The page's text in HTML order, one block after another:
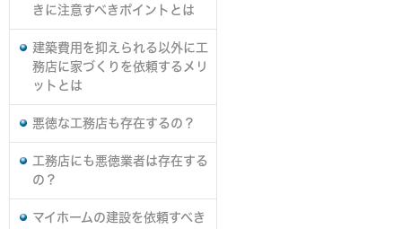
きに注意すべきポイントとは
建築費用を抑えられる以外に工
務店に家づくりを依頼するメリ
ットとは
悪徳な工務店も存在するの？
工務店にも悪徳業者は存在する
の？
マイホームの建設を依頼すべき